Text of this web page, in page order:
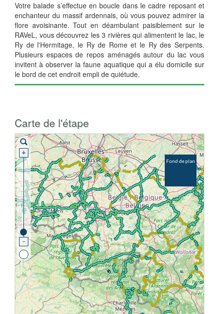
Votre balade s’effectue en boucle dans le cadre reposant et
enchanteur du massif ardennais, où vous pouvez admirer la
flore avoisinante. Tout en déambulant paisiblement sur le
RAVeL, vous découvrez les 3 rivières qui alimentent le lac, le
Ry de l'Hermitage, le Ry de Rome et le Ry des Serpents.
Plusieurs espaces de repos aménagés autour du lac vous
invitent à observer la faune aquatique qui a élu domicile sur
le bord de cet endroit empli de quiétude.
Carte de l'étape